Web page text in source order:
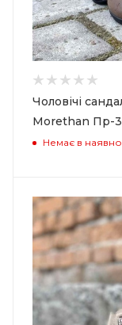
Чоловічі
Morethan Пр-3
Немає в